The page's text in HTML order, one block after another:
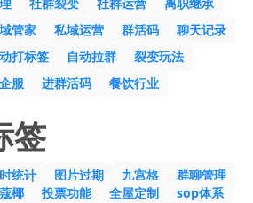
社群裂变 社群运营
离职继承
管家 私域运营 群活码
聊天记录
打标签 自动拉群
裂变玩法
服 进群活码 餐饮行业
签
统计 图片过期 九宫格
群聊管理
椰 投票功能 全屋定制 sop体系